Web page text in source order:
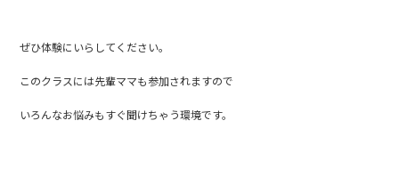
ぜひ体験にいらしてください。
このクラスには先輩ママも参加されますので
いろんなお悩みもすぐ聞けちゃう環境です。